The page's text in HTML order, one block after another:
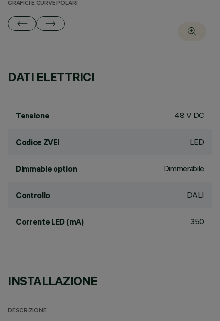
GRAFICI E CURVE POLARI
DATI ELETTRICI
Tensione 48 V DC
Codice ZVEI LED
Dimmable option Dimmerabile
Controllo DALI
Corrente LED (mA) 350
INSTALLAZIONE
DESCRIZIONE